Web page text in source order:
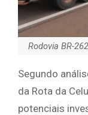
Rodovia BR-
Segundo
da Rota da
potenciais